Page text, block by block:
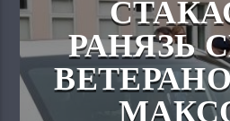
РАНЯЗЬ